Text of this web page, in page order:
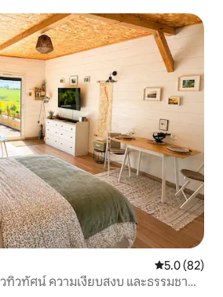
คะแนนเฉลี่ย
5.0 (82)
ทิวทัศน์ ความเงียบสงบ และธรรมชาติ